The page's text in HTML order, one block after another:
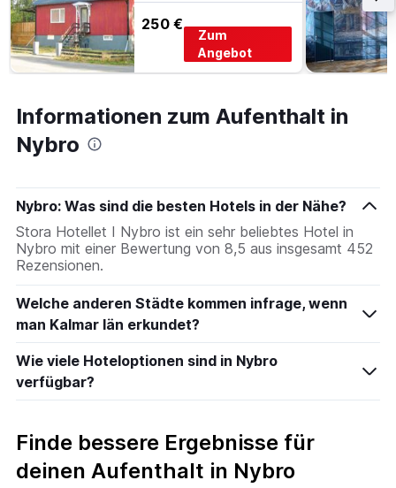
anzeigt.
Das
Diagramm
hat
1
Achse,
den
anzeigt.
250 €
Zum
Angebot
Informationen zum Aufenthalt in
Nybro
Nybro: Was sind die besten Hotels in der Nähe?
Stora Hotellet I Nybro ist ein sehr beliebtes Hotel in
Nybro mit einer Bewertung von 8,5 aus insgesamt 452
Rezensionen.
Welche anderen Städte kommen infrage, wenn
man Kalmar län erkundet?
Wie viele Hoteloptionen sind in Nybro
verfügbar?
Finde bessere Ergebnisse für
deinen Aufenthalt in Nybro